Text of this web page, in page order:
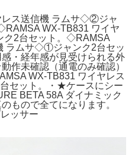
ス送信機 ラムサ◇②ジャ
WX-TB831 ワイヤ
2台セット。◇RAMSA
ラムサ◇①ジャンク2台セッ
・経年感が見受けられる外
未確認（通電のみ確認）
WX-TB831 ワイヤレス
セット。・★ケースにシー
BETA 58A ダイナミック
ので全てになります。
ッサー